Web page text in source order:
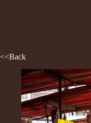
<<Back